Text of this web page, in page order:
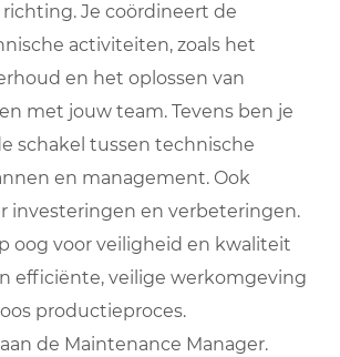
Je coördineert de
activiteiten, zoals het
en het oplossen van
met jouw team. Tevens ben je
schakel tussen technische
en management. Ook
investeringen en verbeteringen.
oog voor veiligheid en kwaliteit
efficiënte, veilige werkomgeving
productieproces.
de Maintenance Manager.